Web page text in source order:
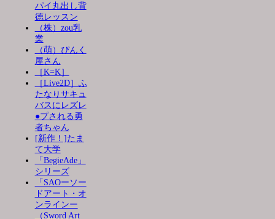
パイ丸出し背
徳レッスン
（株）zou乳
業
（萌）ぴんく
屋さん
［K=K］
［Live2D］ふ
たなりサキュ
バスにレズレ
●プされる勇
者ちゃん
[新作！]たま
て大学
「BegieAde」
シリーズ
「SAOーソー
ドアート・オ
ンラインー
（Sword Art